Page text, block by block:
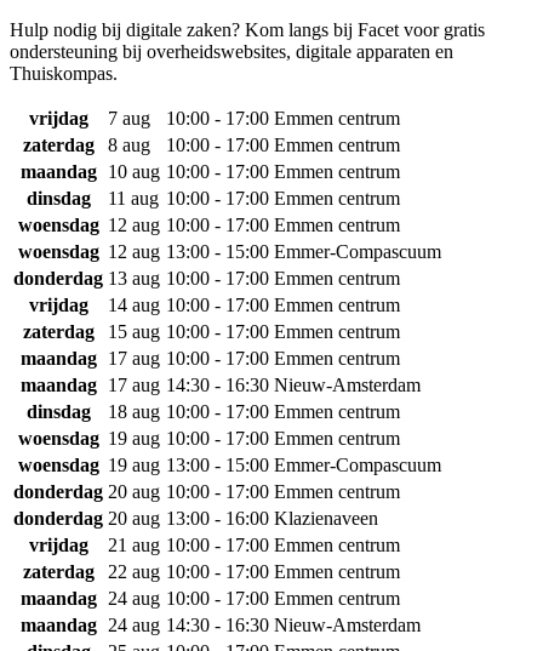
Hulp nodig bij digitale zaken? Kom langs bij Facet voor gratis
ondersteuning bij overheidswebsites, digitale apparaten en
Thuiskompas.
vrijdag 7 aug 10:00 - 17:00 Emmen centrum
zaterdag
8 aug 10:00 - 17:00 Emmen centrum
maandag
10 aug 10:00 - 17:00 Emmen centrum
dinsdag
11 aug 10:00 - 17:00 Emmen centrum
woensdag 12 aug 10:00 - 17:00 Emmen centrum
woensdag 12 aug 13:00 - 15:00 Emmer-Compascuum
donderdag 13 aug 10:00 - 17:00 Emmen centrum
vrijdag
14 aug 10:00 - 17:00 Emmen centrum
zaterdag
15 aug 10:00 - 17:00 Emmen centrum
maandag
17 aug 10:00 - 17:00 Emmen centrum
maandag
17 aug 14:30 - 16:30 Nieuw-Amsterdam
dinsdag
18 aug 10:00 - 17:00 Emmen centrum
woensdag 19 aug 10:00 - 17:00 Emmen centrum
woensdag 19 aug 13:00 - 15:00 Emmer-Compascuum
donderdag 20 aug 10:00 - 17:00 Emmen centrum
donderdag 20 aug 13:00 - 16:00 Klazienaveen
vrijdag
21 aug 10:00 - 17:00 Emmen centrum
zaterdag
22 aug 10:00 - 17:00 Emmen centrum
maandag
24 aug 10:00 - 17:00 Emmen centrum
maandag
24 aug 14:30 - 16:30 Nieuw-Amsterdam